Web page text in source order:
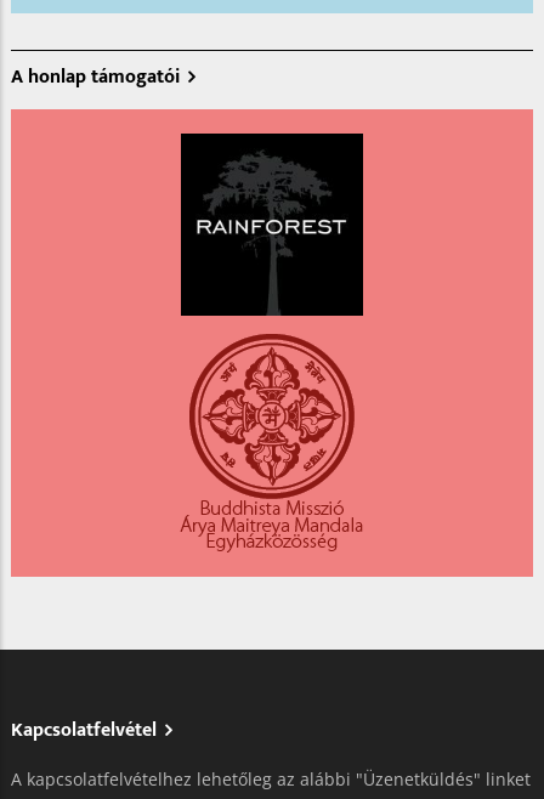
A honlap támogatói
Kapcsolatfelvétel
A kapcsolatfelvételhez lehetőleg az alábbi "Üzenetküldés" linket